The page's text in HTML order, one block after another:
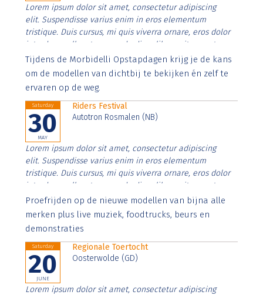
Lorem ipsum dolor sit amet, consectetur adipiscing
elit. Suspendisse varius enim in eros elementum
tristique. Duis cursus, mi quis viverra ornare, eros dolor
interdum nulla, ut commodo diam libero vitae erat.
Aenean faucibus nibh et justo cursus id rutrum lorem
imperdiet. Nunc ut sem vitae risus tristique posuere.
Tijdens de Morbidelli Opstapdagen krijg je de kans
om de modellen van dichtbij te bekijken én zelf te
ervaren op de weg.
Saturday
30
MAY
Riders Festival
Autotron Rosmalen (NB)
Lorem ipsum dolor sit amet, consectetur adipiscing
elit. Suspendisse varius enim in eros elementum
tristique. Duis cursus, mi quis viverra ornare, eros dolor
interdum nulla, ut commodo diam libero vitae erat.
Aenean faucibus nibh et justo cursus id rutrum lorem
imperdiet. Nunc ut sem vitae risus tristique posuere.
Proefrijden op de nieuwe modellen van bijna alle
merken plus live muziek, foodtrucks, beurs en
demonstraties
Saturday
20
JUNE
Regionale Toertocht
Oosterwolde (GD)
Lorem ipsum dolor sit amet, consectetur adipiscing